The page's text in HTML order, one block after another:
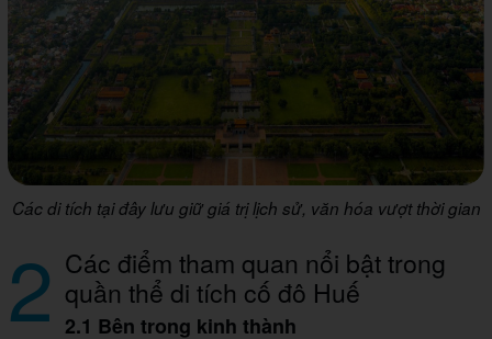
Các di tích tại đây lưu giữ giá trị lịch sử, văn hóa vượt thời gian
2 Các điểm tham quan nổi bật trong
quần thể di tích cố đô Huế
2.1 Bên trong kinh thành